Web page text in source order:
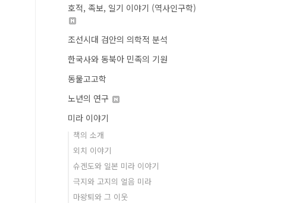
호적, 족보, 일기 이야기 (역사인구학)
조선시대 검안의 의학적 분석
한국사와 동북아 민족의 기원
동물고고학
노년의 연구
미라 이야기
책의 소개
외치 이야기
슈겐도와 일본 미라 이야기
극지와 고지의 얼음 미라
마왕퇴와 그 이웃